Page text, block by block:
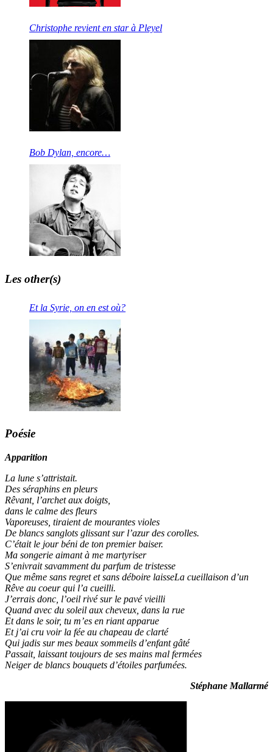
Christophe revient en star à Pleyel
Bob Dylan, encore…
Les other(s)
Et la Syrie, on en est où?
Poésie
Apparition
La lune s’attristait.
Des séraphins en pleurs
Rêvant, l’archet aux doigts,
dans le calme des fleurs
Vaporeuses, tiraient de mourantes violes
De blancs sanglots glissant sur l’azur des corolles.
C’était le jour béni de ton premier baiser.
Ma songerie aimant à me martyriser
S’enivrait savamment du parfum de tristesse
Que même sans regret et sans déboire laisseLa cueillaison d’un
Rêve au coeur qui l’a cueilli.
J’errais donc, l’oeil rivé sur le pavé vieilli
Quand avec du soleil aux cheveux, dans la rue
Et dans le soir, tu m’es en riant apparue
Et j’ai cru voir la fée au chapeau de clarté
Qui jadis sur mes beaux sommeils d’enfant gâté
Passait, laissant toujours de ses mains mal fermées
Neiger de blancs bouquets d’étoiles parfumées.
Stéphane Mallarmé